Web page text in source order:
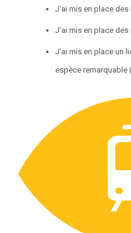
J’ai mis en place
J’ai mis en place
J’ai mis en place un
espèce remarquable